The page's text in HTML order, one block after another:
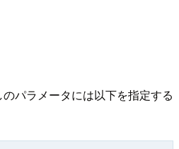
パラメータには以下を指定する